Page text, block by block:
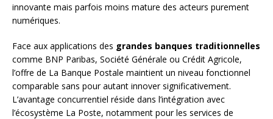
innovante mais parfois moins mature des acteurs purement
numériques.
Face aux applications des grandes banques traditionnelles
comme BNP Paribas, Société Générale ou Crédit Agricole,
l’offre de La Banque Postale maintient un niveau fonctionnel
comparable sans pour autant innover significativement.
L’avantage concurrentiel réside dans l’intégration avec
l’écosystème La Poste, notamment pour les services de